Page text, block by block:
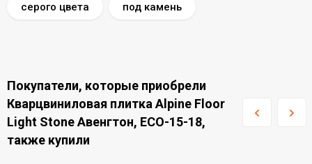
серого цвета под камень
Покупатели, которые приобрели
Кварцвиниловая плитка Alpine Floor
Light Stone Авенгтон, ECO-15-18,
также купили